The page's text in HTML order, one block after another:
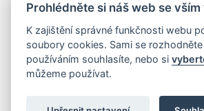
Prohlédněte si náš web se vším
K zajištění správné funkčnosti webu
soubory cookies. Sami se
používáním souhlasíte, nebo si
můžeme používat.